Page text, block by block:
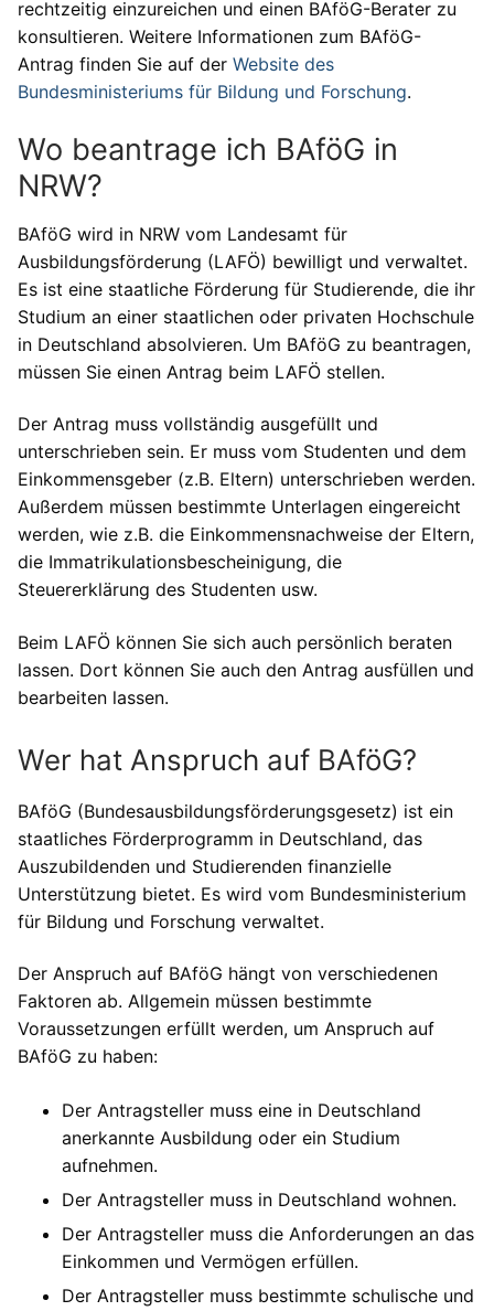
rechtzeitig einzureichen und einen BAföG-Berater zu
konsultieren. Weitere Informationen zum BAföG-
Antrag finden Sie auf der Website des
Bundesministeriums für Bildung und Forschung.
Wo beantrage ich BAföG in
NRW?
BAföG wird in NRW vom Landesamt für
Ausbildungsförderung (LAFÖ) bewilligt und verwaltet.
Es ist eine staatliche Förderung für Studierende, die ihr
Studium an einer staatlichen oder privaten Hochschule
in Deutschland absolvieren. Um BAföG zu beantragen,
müssen Sie einen Antrag beim LAFÖ stellen.
Der Antrag muss vollständig ausgefüllt und
unterschrieben sein. Er muss vom Studenten und dem
Einkommensgeber (z.B. Eltern) unterschrieben werden.
Außerdem müssen bestimmte Unterlagen eingereicht
werden, wie z.B. die Einkommensnachweise der Eltern,
die Immatrikulationsbescheinigung, die
Steuererklärung des Studenten usw.
Beim LAFÖ können Sie sich auch persönlich beraten
lassen. Dort können Sie auch den Antrag ausfüllen und
bearbeiten lassen.
Wer hat Anspruch auf BAföG?
BAföG (Bundesausbildungsförderungsgesetz) ist ein
staatliches Förderprogramm in Deutschland, das
Auszubildenden und Studierenden finanzielle
Unterstützung bietet. Es wird vom Bundesministerium
für Bildung und Forschung verwaltet.
Der Anspruch auf BAföG hängt von verschiedenen
Faktoren ab. Allgemein müssen bestimmte
Voraussetzungen erfüllt werden, um Anspruch auf
BAföG zu haben:
Der Antragsteller muss eine in Deutschland
anerkannte Ausbildung oder ein Studium
aufnehmen.
Der Antragsteller muss in Deutschland wohnen.
Der Antragsteller muss die Anforderungen an das
Einkommen und Vermögen erfüllen.
Der Antragsteller muss bestimmte schulische und